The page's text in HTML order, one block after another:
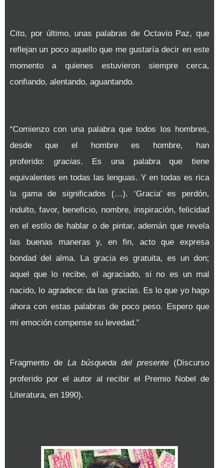
Cito, por último, unas palabras de Octavio Paz, que
reflejan un poco aquello que me gustaría decir en este
momento a quienes estuvieron siempre cerca,
confiando, alentando, aguantando.
“Comienzo con una palabra que todos los hombres,
desde que el hombre es hombre, han
proferido: gracias. Es una palabra que tiene
equivalentes en todas las lenguas. Y en todas es rica
la gama de significados (…). ‘Gracia’ es perdón,
indulto, favor, beneficio, nombre, inspiración, felicidad
en el estilo de hablar o de pintar, ademán que revela
las buenas maneras y, en fin, acto que expresa
bondad del alma. La gracia es gratuita, es un don;
aquel que lo recibe, el agraciado, si no es un mal
nacido, lo agradece: da las gracias. Es lo que yo hago
ahora con estas palabras de poco peso. Espero que
mi emoción compense su levedad.”
Fragmento de La búsqueda del presente (Discurso
proferido por el autor al recibir el Premio Nobel de
Literatura, en 1990).